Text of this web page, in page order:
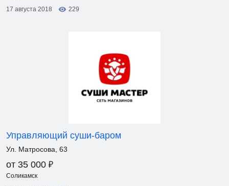
17 августа 2018
229
Управляющий суши-баром
Ул. Матросова, 63
от 35 000 ₽
Соликамск